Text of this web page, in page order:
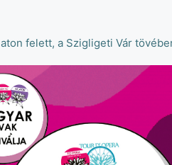
felett, a Szigligeti Vár